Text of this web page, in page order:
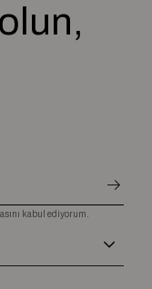
kabul ediyorum.